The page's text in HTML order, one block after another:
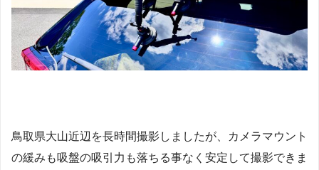
鳥取県大山近辺を長時間撮影しましたが、カメラマウント
の緩みも吸盤の吸引力も落ちる事なく安定して撮影できま